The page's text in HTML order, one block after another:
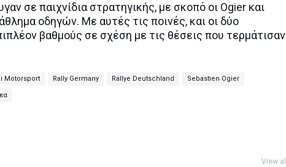
σε παιχνίδια στρατηγικής, με σκοπό οι Ogier και
οδηγών. Με αυτές τις ποινές, και οι δύο
βαθμούς σε σχέση με τις θέσεις που τερμάτισαν
Motorsport Rally Germany Rallye Deutschland Sebastien Ogier
View all